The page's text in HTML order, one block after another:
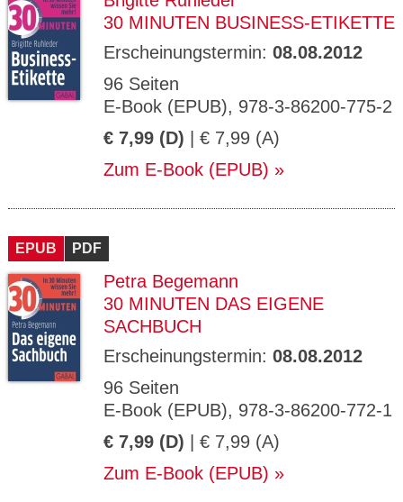
30 MINUTEN BUSINESS-ETIKETTE
Erscheinungstermin: 08.08.2012
96 Seiten
E-Book (EPUB), 978-3-86200-775-2
€ 7,99 (D) | € 7,99 (A)
Zum E-Book (EPUB)
EPUB PDF
Petra Begemann
30 MINUTEN DAS EIGENE
SACHBUCH
Erscheinungstermin: 08.08.2012
96 Seiten
E-Book (EPUB), 978-3-86200-772-1
€ 7,99 (D) | € 7,99 (A)
Zum E-Book (EPUB)